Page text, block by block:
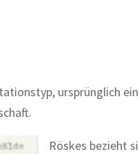
ursprünglich
Röskes bezieht